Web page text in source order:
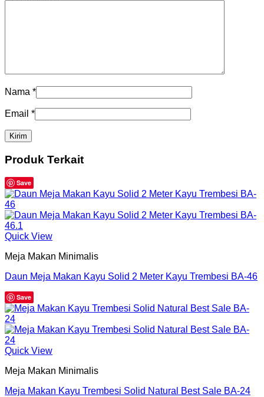
Nama *
Email *
Produk Terkait
Save
Quick View
Meja Makan Minimalis
Daun Meja Makan Kayu Solid 2 Meter Kayu Trembesi BA-46
Save
Quick View
Meja Makan Minimalis
Meja Makan Kayu Trembesi Solid Natural Best Sale BA-24